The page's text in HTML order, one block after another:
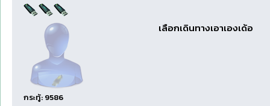
กระทู้: 9586
เลือกเดินทางเอาเองเด้อ